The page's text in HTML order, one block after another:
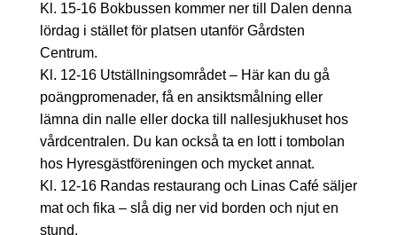
Kl. 15-16 Bokbussen kommer ner till Dalen denna
lördag i stället för platsen utanför Gårdsten
Centrum.
Kl. 12-16 Utställningsområdet – Här kan du gå
poängpromenader, få en ansiktsmålning eller
lämna din nalle eller docka till nallesjukhuset hos
vårdcentralen. Du kan också ta en lott i tombolan
hos Hyresgästföreningen och mycket annat.
Kl. 12-16 Randas restaurang och Linas Café säljer
mat och fika – slå dig ner vid borden och njut en
stund.